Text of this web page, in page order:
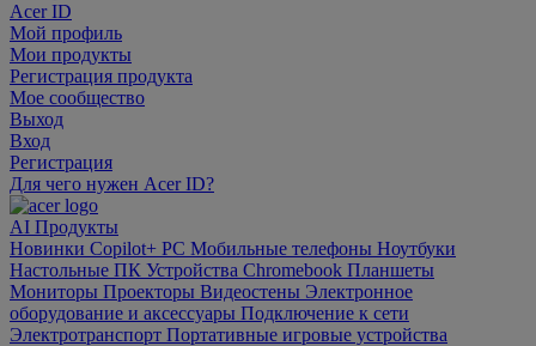
Acer ID
Мой профиль
Мои продукты
Регистрация продукта
Мое сообщество
Выход
Вход
Регистрация
Для чего нужен Acer ID?
AI Продукты
Новинки Copilot+ PC Мобильные телефоны Ноутбуки
Настольные ПК Устройства Chromebook Планшеты
Мониторы Проекторы Видеостены Электронное
оборудование и аксессуары Подключение к сети
Электротранспорт Портативные игровые устройства